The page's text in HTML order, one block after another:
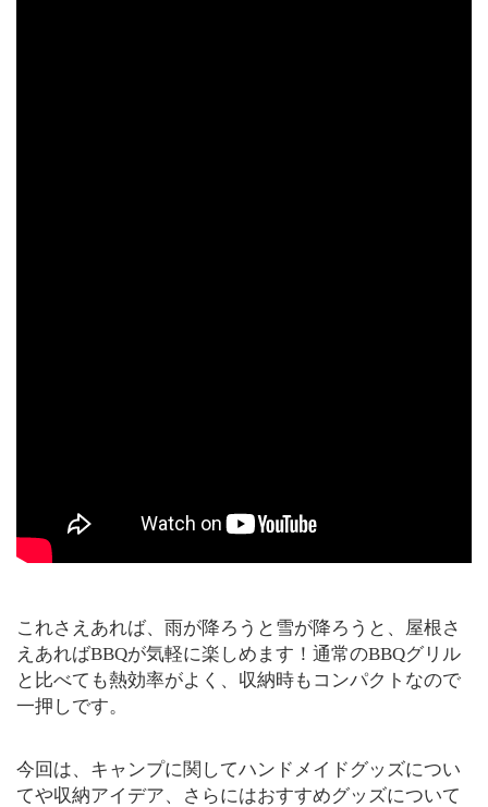
これさえあれば、雨が降ろうと雪が降ろうと、屋根さ
えあればBBQが気軽に楽しめます！通常のBBQグリル
と比べても熱効率がよく、収納時もコンパクトなので
一押しです。
今回は、キャンプに関してハンドメイドグッズについ
てや収納アイデア、さらにはおすすめグッズについて